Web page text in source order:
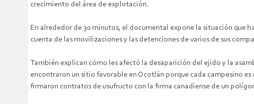
crecimiento del área de explotación.
En alrededor de 30 minutos, el documental expone la situación que
cuenta de las movilizaciones y las detenciones de varios de sus
También explican cómo les afectó la desaparición del ejido y la
encontraron un sitio favorable en Ocotlán porque cada campesino
firmaron contratos de usufructo con la firma canadiense de un